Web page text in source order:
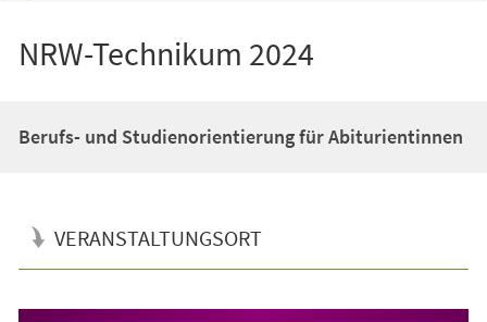
NRW-Technikum 2024
Berufs- und Studienorientierung für Abiturientinnen
VERANSTALTUNGSORT